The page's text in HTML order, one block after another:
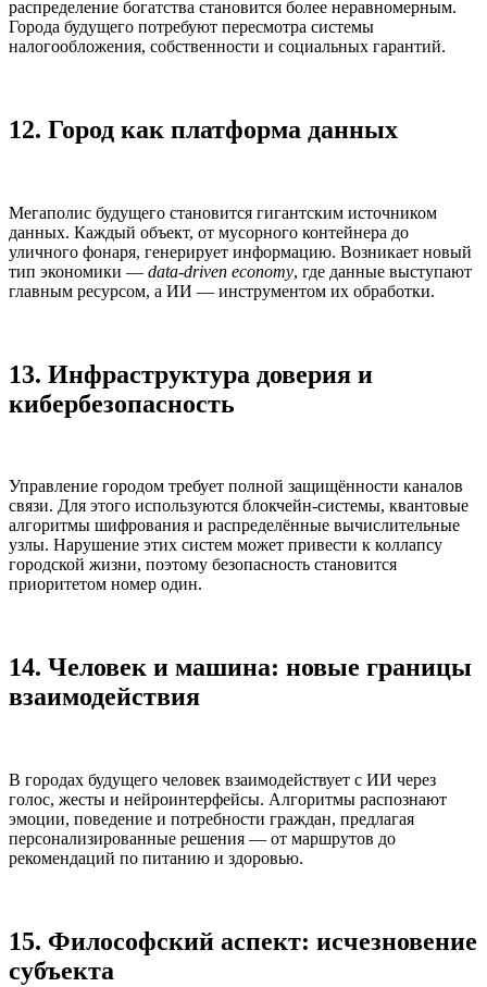
распределение богатства становится более неравномерным.
Города будущего потребуют пересмотра системы
налогообложения, собственности и социальных гарантий.
12. Город как платформа данных
Мегаполис будущего становится гигантским источником
данных. Каждый объект, от мусорного контейнера до
уличного фонаря, генерирует информацию. Возникает новый
тип экономики — data-driven economy, где данные выступают
главным ресурсом, а ИИ — инструментом их обработки.
13. Инфраструктура доверия и
кибербезопасность
Управление городом требует полной защищённости каналов
связи. Для этого используются блокчейн-системы, квантовые
алгоритмы шифрования и распределённые вычислительные
узлы. Нарушение этих систем может привести к коллапсу
городской жизни, поэтому безопасность становится
приоритетом номер один.
14. Человек и машина: новые границы
взаимодействия
В городах будущего человек взаимодействует с ИИ через
голос, жесты и нейроинтерфейсы. Алгоритмы распознают
эмоции, поведение и потребности граждан, предлагая
персонализированные решения — от маршрутов до
рекомендаций по питанию и здоровью.
15. Философский аспект: исчезновение
субъекта